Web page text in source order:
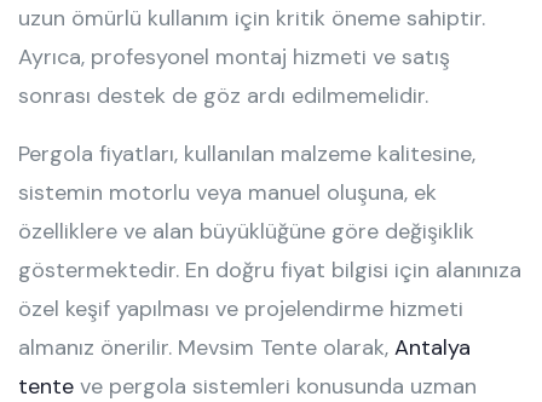
uzun ömürlü kullanım için kritik öneme sahiptir.
Ayrıca, profesyonel montaj hizmeti ve satış
sonrası destek de göz ardı edilmemelidir.
Pergola fiyatları, kullanılan malzeme kalitesine,
sistemin motorlu veya manuel oluşuna, ek
özelliklere ve alan büyüklüğüne göre değişiklik
göstermektedir. En doğru fiyat bilgisi için alanınıza
özel keşif yapılması ve projelendirme hizmeti
almanız önerilir. Mevsim Tente olarak, Antalya
tente ve pergola sistemleri konusunda uzman